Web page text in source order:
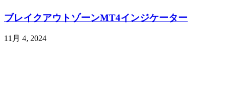
ブレイクアウトゾーンMT4インジケーター
11月 4, 2024